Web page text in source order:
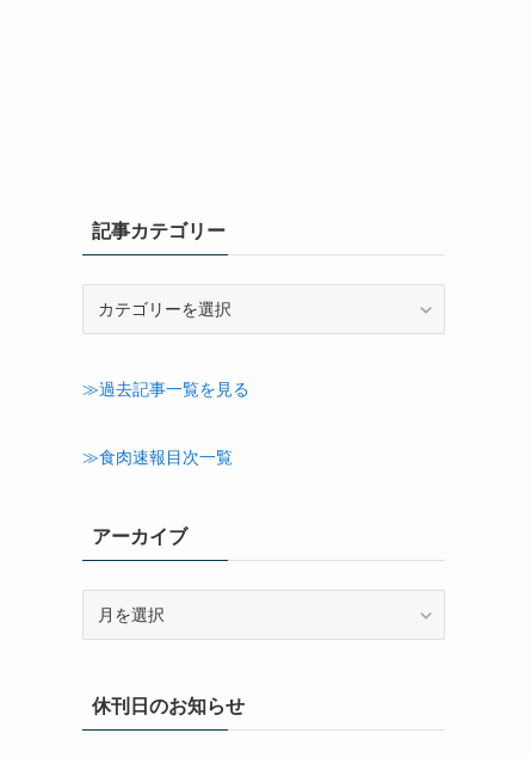
記事カテゴリー
ゴ
ー
≫過去記事一覧を見る
≫食肉速報目次一覧
アーカイブ
ブ休刊日のお知らせ